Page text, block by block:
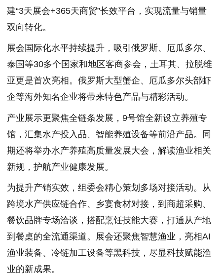
建“3天展会+365天商贸”长效平台，实现流量与销量
双向转化。
展会国际化水平持续提升，吸引俄罗斯、厄瓜多尔、
泰国等30多个国家和地区客商参会，土耳其、拉脱维
亚更是首次亮相。俄罗斯大型蟹企、厄瓜多尔头部虾
企等海外知名企业将带来特色产品与精彩活动。
产业展示更聚焦全链条发展，9号馆全新设立养殖专
馆，汇集水产投入品、智能养殖设备等前沿产品。同
期还将举办水产养殖高质量发展大会，解读渔业相关
新规，护航产业健康发展。
为提升产销实效，组委会精心策划多场对接活动。从
跨境水产供应链合作、乡宴食材对接，到商超采购、
餐饮品牌专场洽谈，搭配烹饪技能大赛，打通从产地
到餐桌的全流通渠道。展会还聚焦智慧渔业，亮相AI
渔业装备、冷链加工设备等黑科技，尽显科技赋能渔
业的新成果。